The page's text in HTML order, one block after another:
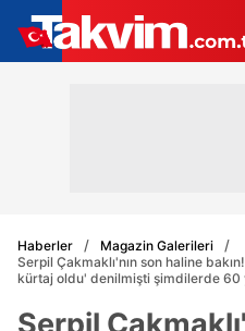
Haberler
Magazin Galerileri
Serpil Çakmaklı'nın son haline
kürtaj oldu' denilmişti şimdilerde 60